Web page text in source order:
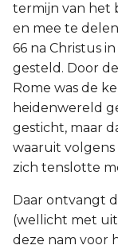
termijn van het
en mee te
66 na Christus
gesteld. Door
Rome was de
heidenwereld
gesticht, maar
waaruit volgens
zich tenslotte
Daar ontvangt
(wellicht met
deze nam voor